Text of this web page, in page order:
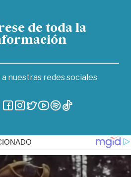
de toda la
nuestras redes sociales